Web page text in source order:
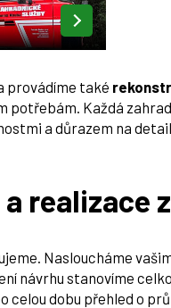
provádíme také
potřebám. Každá
a důrazem na
realizace
Nasloucháme
návrhu stanovíme
celou dobu přehled o